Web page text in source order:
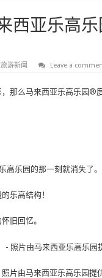
西亚乐高
游新闻 Leave a
那么马来西亚乐高乐园®
高乐园的那一刻就消失了。
乐高结构！
旧回忆。
片由马来西亚乐高乐园提